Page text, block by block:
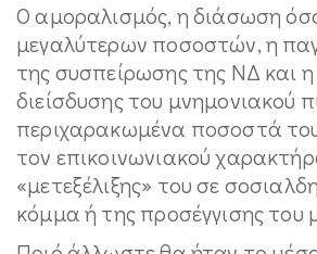
Ο αμοραλισμός, η διάσωση
μεγαλύτερων ποσοστών, η
της συσπείρωσης της ΝΔ και
διείσδυσης του μνημονιακού
περιχαρακωμένα ποσοστά
τον επικοινωνιακού
«μετεξέλιξης» του σε
κόμμα ή της προσέγγισης του